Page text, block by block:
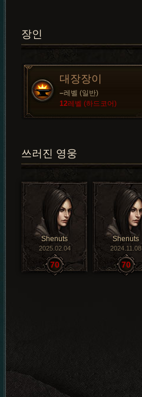
장인
대장장이
–레벨 (일반)
12레벨 (하드코어)
쓰러진 영웅
Shenuts
2025.02.04
70
Shenuts
2024.11.08
70